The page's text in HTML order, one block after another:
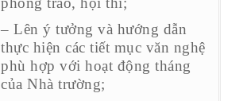
– Lên ý tưởng và hướng dẫn
thực hiện các tiết mục văn nghệ
phù hợp với hoạt động tháng
của Nhà trường;